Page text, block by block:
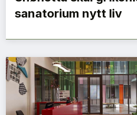
sanatorium nytt liv